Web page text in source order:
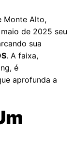
Monte Alto,
de 2025 seu
sua
. A faixa,
é
aprofunda a